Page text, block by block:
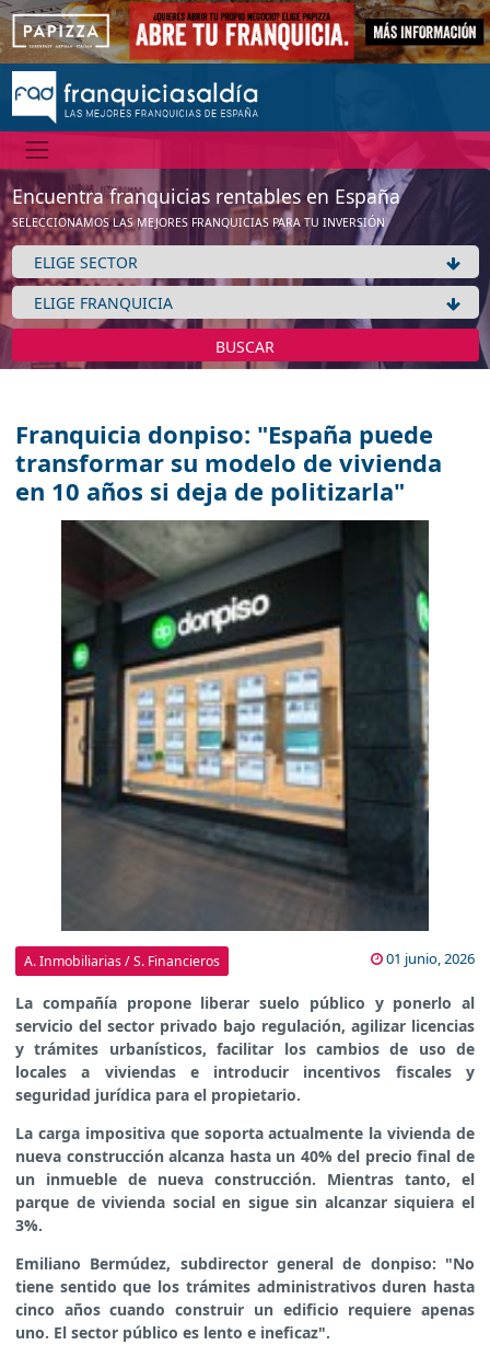
Encuentra franquicias rentables en España
SELECCIONAMOS LAS MEJORES FRANQUICIAS PARA TU INVERSIÓN
BUSCAR
Franquicia donpiso: "España puede
transformar su modelo de vivienda
en 10 años si deja de politizarla"
A. Inmobiliarias / S. Financieros 01 junio, 2026
La compañía propone liberar suelo público y ponerlo al
servicio del sector privado bajo regulación, agilizar licencias
y trámites urbanísticos, facilitar los cambios de uso de
locales a viviendas e introducir incentivos fiscales y
seguridad jurídica para el propietario.
La carga impositiva que soporta actualmente la vivienda de
nueva construcción alcanza hasta un 40% del precio final de
un inmueble de nueva construcción. Mientras tanto, el
parque de vivienda social en sigue sin alcanzar siquiera el
3%.
Emiliano Bermúdez, subdirector general de donpiso: "No
tiene sentido que los trámites administrativos duren hasta
cinco años cuando construir un edificio requiere apenas
uno. El sector público es lento e ineficaz".